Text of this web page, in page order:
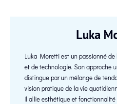
Luka
Luka Moretti est un passionné
et de technologie. Son approche
distingue par un mélange de
vision pratique de la vie
il allie esthétique et fonctionnalité